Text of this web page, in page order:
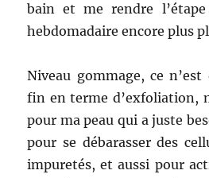
bain et me rendre
hebdomadaire encore plus
Niveau gommage, ce
fin en terme d’exfoliation,
pour ma peau qui a juste
pour se débarasser des
impuretés, et aussi pour